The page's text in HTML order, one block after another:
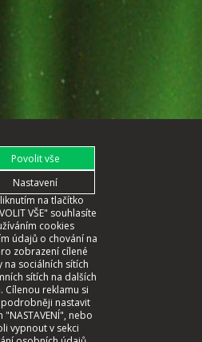
na tlačítko
VŠE" souhlasíte
cookies
údajů o chování na
zobrazení cílené
na sociálních sítích
sítích na dalších
Cílenou reklamu si
nastavit
"NASTAVENÍ", nebo
vypnout v sekci